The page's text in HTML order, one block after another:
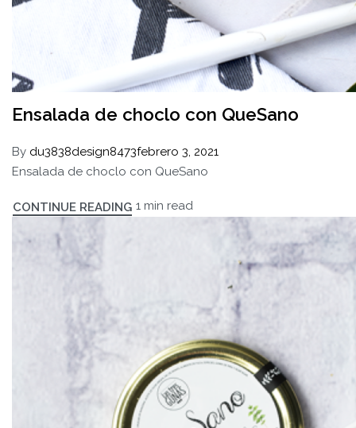
Ensalada de choclo con QueSano
By du3838design8473febrero 3, 2021
Ensalada de choclo con QueSano
CONTINUE READING 1 min read